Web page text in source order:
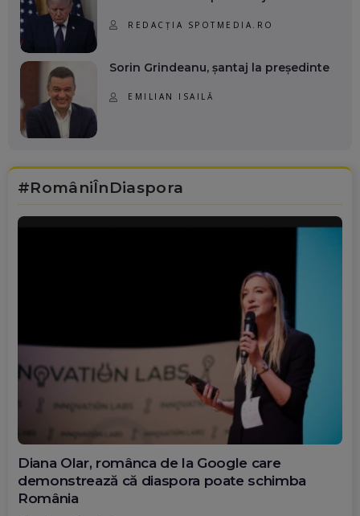
REDACȚIA SPOTMEDIA.RO
Sorin Grindeanu, șantaj la președinte
EMILIAN ISAILĂ
#RomâniÎnDiaspora
Diana Olar, românca de la Google care
demonstrează că diaspora poate schimba
România